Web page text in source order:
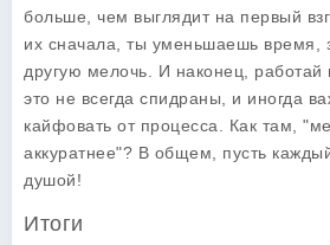
больше, чем выглядит на первый
их сначала, ты уменьшаешь время,
другую мелочь. И наконец,
это не всегда спидраны, и иногда
кайфовать от процесса. Как там,
аккуратнее"? В общем, пусть
душой!
Итоги